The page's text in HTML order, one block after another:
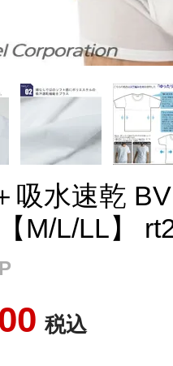
吸水速乾
M/L/LL】
税込